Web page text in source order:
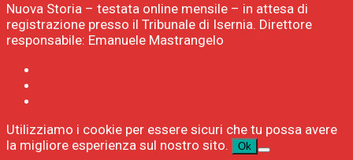
Nuova Storia – testata online mensile – in attesa di
registrazione presso il Tribunale di Isernia. Direttore
responsabile: Emanuele Mastrangelo
Utilizziamo i cookie per essere sicuri che tu possa avere
la migliore esperienza sul nostro sito.
Ok